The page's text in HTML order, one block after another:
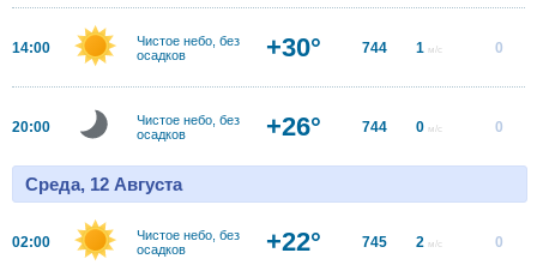
14:00
Чистое небо, без
осадков
+30° 744 1 м/с 0
20:00
Чистое небо, без
осадков
+26° 744 0 м/с 0
Среда, 12 Августа
02:00
Чистое небо, без
осадков
+22° 745 2 м/с 0